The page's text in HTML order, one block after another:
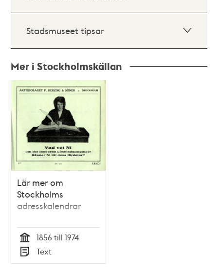
Stadsmuseet tipsar
Mer i Stockholmskällan
Relaterade
poster
teman
Lär mer om
Stockholms
adresskalendrar
Tid
1856 till 1974
Typ
Text